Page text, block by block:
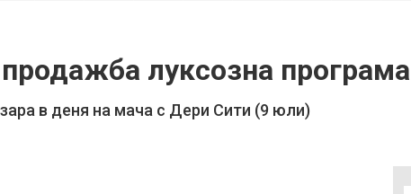
луксозна програма
в деня на мача с Дери Сити (9 юли)